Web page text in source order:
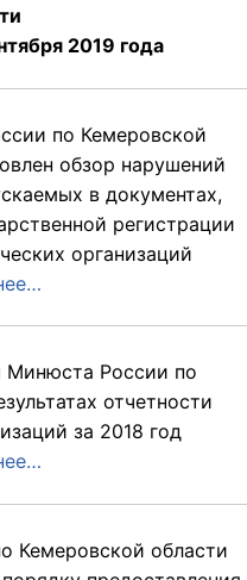
2019 года
по Кемеровской
обзор нарушений
в документах,
регистрации
организаций
Минюста России по
отчетности
за 2018 год
Кемеровской области